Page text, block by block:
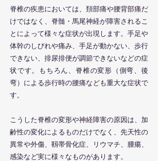
脊椎の疾患においては、頚部痛や腰背部痛だ
けではなく、脊髄・馬尾神経が障害されるこ
とによって様々な症状が出現します。手足や
体幹のしびれや痛み、手足が動かない、歩行
できない、排尿排便が調節できないなどの症
状です。もちろん、脊椎の変形（側弯、後
弯）による歩行時の腰痛なども重大な症状で
す。
こうした脊椎の変形や神経障害の原因は、加
齢性の変化によるものだけでなく、先天性の
異常や外傷、靱帯骨化症、リウマチ、腫瘍、
感染など実に様々なものがあります。